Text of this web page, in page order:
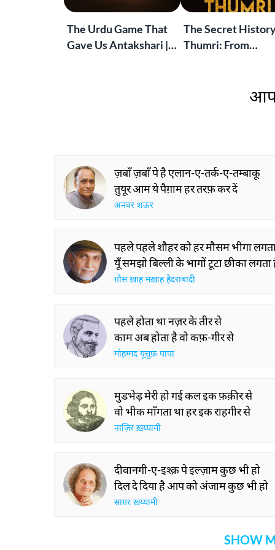
The Urdu Game That
Gave Us Antakshari |
The Secret
Thumri: From
आप
ज़बाँ ज़बाँ पे है एलान-ए-तर्क-ए-तम्बाकू
तुयूर आम ये पैग़ाम हर तरफ़ कर दें
अनवर शऊर
पहले पहले शौहर को हर मौसम भीगा
यूँ समझो बिल्ली के भागों टूटा छीका लगता
ग़ौस ख़ाह मख़ाह हैदराबादी
पहले होता था नज़र के तीर से
काम अब होता है वो कफ़-गीर से
मोहम्मद यूसुफ़ पापा
मुडभेड़ मेरी हो गई कल इक फ़क़ीर से
वो भीक माँगता था हर इक राहगीर से
नाज़िर ख़य्यामी
दीवानगी-ए-इश्क़ पे इल्ज़ाम कुछ भी हो
दिल दे दिया है आप को अंजाम कुछ भी हो
साग़र ख़य्यामी
SHOW